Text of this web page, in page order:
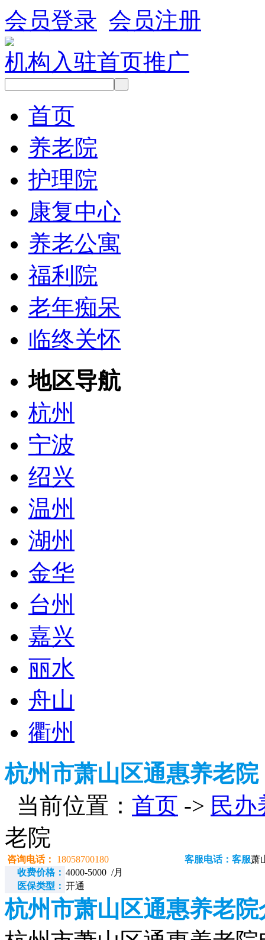
会员登录 会员注册
机构入驻首页推广
首页
养老院
护理院
康复中心
养老公寓
福利院
老年痴呆
临终关怀
地区导航
杭州
宁波
绍兴
温州
湖州
金华
台州
嘉兴
丽水
舟山
衢州
杭州市萧山区通惠养老院
当前位置： 首页 -> 民办
老院
咨询电话： 18058700180 客服电话：客服萧
收费价格： 4000-5000 /月
医保类型： 开通
杭州市萧山区通惠养老院